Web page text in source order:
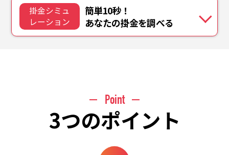
掛金シミュ
レーション
簡単10秒！
あなたの掛金を調べる
Point
3つのポイント